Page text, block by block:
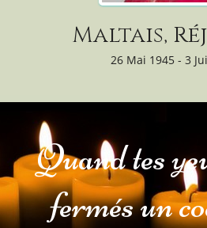
Maltais,
26 Mai 1945 - 3
Quand tes
fermés un